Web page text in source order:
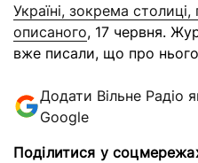
Україні, зокрема
описаного, 17 червня.
вже писали, що про
Додати Вільне Радіо
Google
Поділитися у